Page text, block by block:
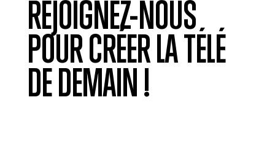
REJOIGNEZ-NOUS
POUR CRÉER LA TÉLÉ
DE DEMAIN !